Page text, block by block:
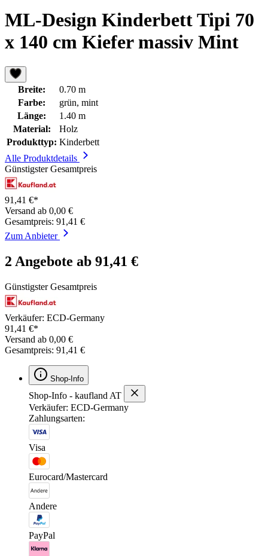
ML-Design Kinderbett Tipi 70
x 140 cm Kiefer massiv Mint
Breite:
0.70 m
Farbe:
grün, mint
Länge:
1.40 m
Material:
Holz
Produkttyp: Kinderbett
Alle Produktdetails
Günstigster Gesamtpreis
91,41 €*
Versand ab 0,00 €
Gesamtpreis: 91,41 €
Zum Anbieter
2 Angebote ab 91,41 €
Günstigster Gesamtpreis
Verkäufer: ECD-Germany
91,41 €*
Versand ab 0,00 €
Gesamtpreis: 91,41 €
Shop-Info
Shop-Info - kaufland AT
Verkäufer: ECD-Germany
Zahlungsarten:
Visa
Eurocard/Mastercard
Andere
PayPal